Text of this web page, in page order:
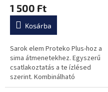
1 500 Ft
Kosárba
Sarok elem Proteko Plus-hoz a
sima átmenetekhez. Egyszerű
csatlakoztatás a te ízlésed
szerint. Kombinálható
rámpákkal.